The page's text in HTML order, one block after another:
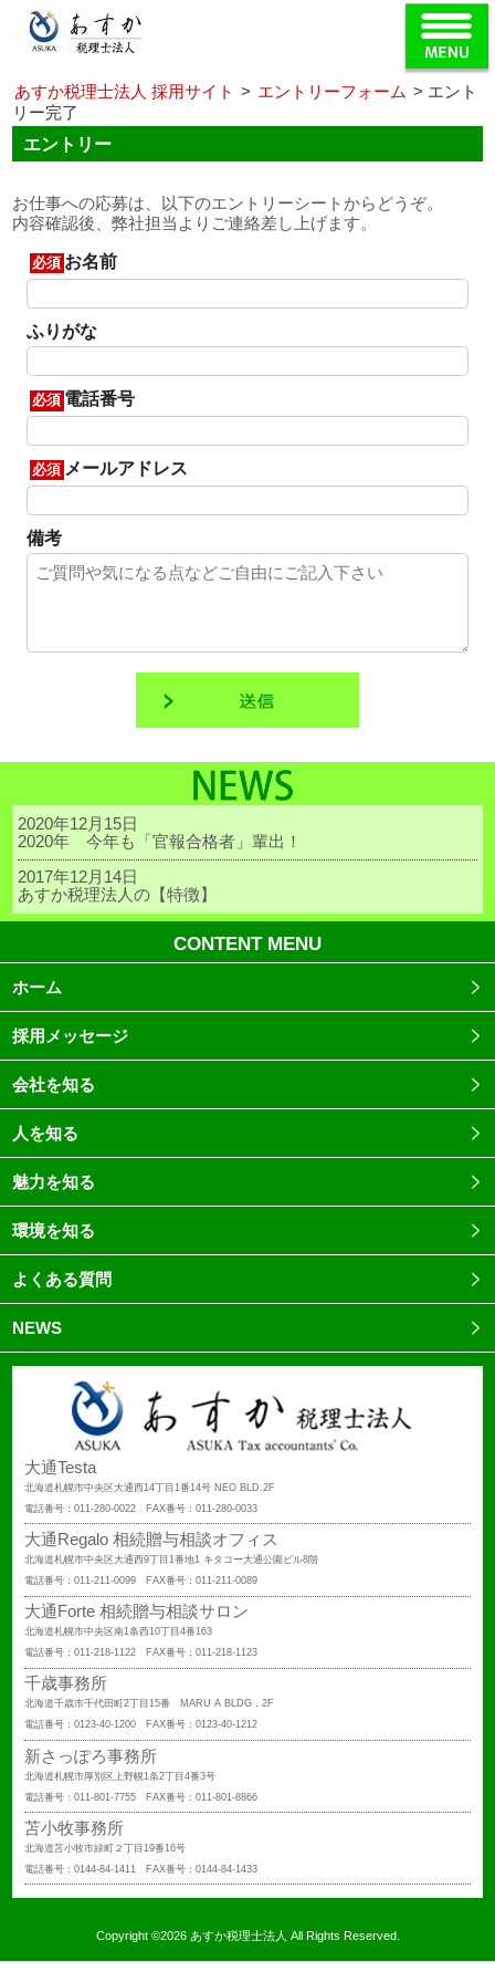
あすか税理士法人 採用サイト > エントリーフォーム > エント
リー完了
エントリー
お仕事への応募は、以下のエントリーシートからどうぞ。
内容確認後、弊社担当よりご連絡差し上げます。
必須 お名前
ふりがな
必須 電話番号
必須 メールアドレス
備考
2020年12月15日
2020年 今年も「官報合格者」輩出！
2017年12月14日
あすか税理法人の【特徴】
CONTENT MENU
ホーム
採用メッセージ
会社を知る
人を知る
魅力を知る
環境を知る
よくある質問
NEWS
大通Testa
北海道札幌市中央区大通西14丁目1番14号 NEO BLD.2F
電話番号：011-280-0022 FAX番号：011-280-0033
大通Regalo 相続贈与相談オフィス
北海道札幌市中央区大通西9丁目1番地1 キタコー大通公園ビル8階
電話番号：011-211-0099 FAX番号：011-211-0089
大通Forte 相続贈与相談サロン
北海道札幌市中央区南1条西10丁目4番163
電話番号：011-218-1122 FAX番号：011-218-1123
千歳事務所
北海道千歳市千代田町2丁目15番 MARU A BLDG．2F
電話番号：0123-40-1200 FAX番号：0123-40-1212
新さっぽろ事務所
北海道札幌市厚別区上野幌1条2丁目4番3号
電話番号：011-801-7755 FAX番号：011-801-8866
苫小牧事務所
北海道苫小牧市緑町２丁目19番16号
電話番号：0144-84-1411 FAX番号：0144-84-1433
Copyright ©2026 あすか税理士法人 All Rights Reserved.